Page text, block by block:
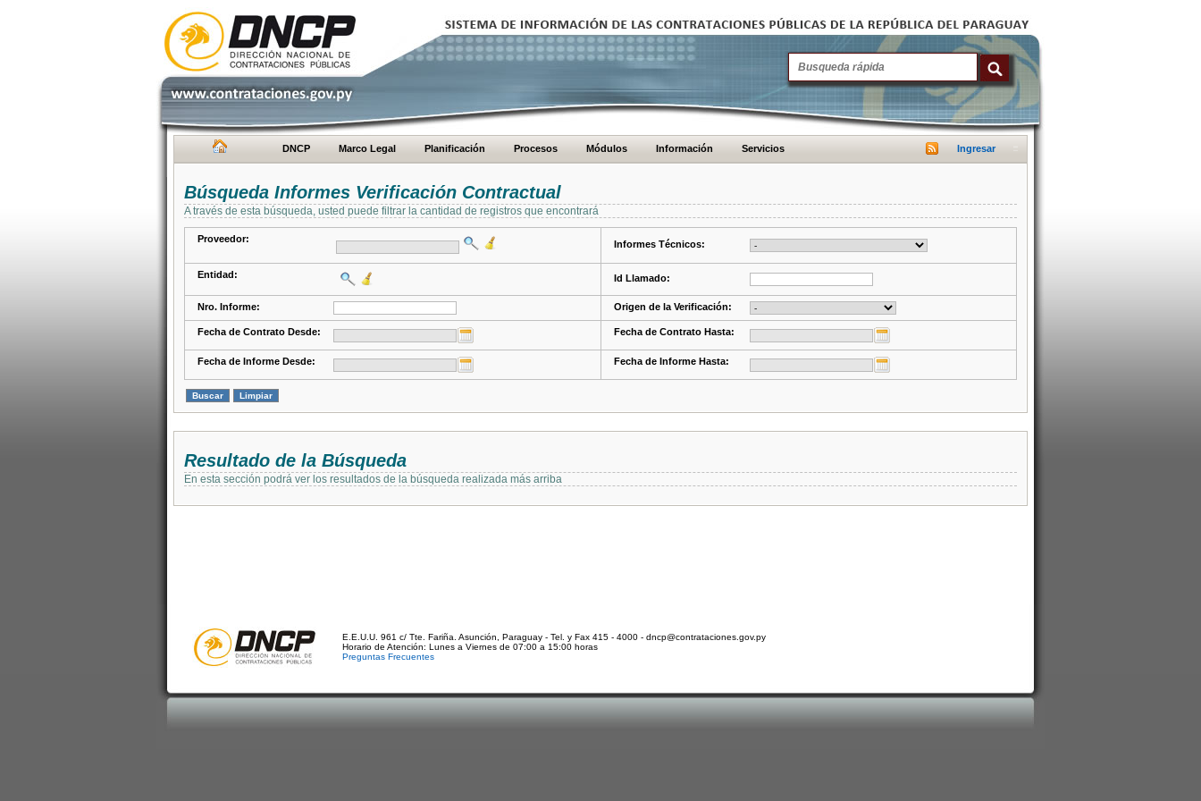
DNCP Marco Legal Planificación Procesos Módulos Información Servicios Ingresar
Búsqueda Informes Verificación Contractual
A través de esta búsqueda, usted puede filtrar la cantidad de registros que encontrará
Proveedor: Informes Técnicos:
Entidad: Id Llamado:
Nro. Informe: Origen de la Verificación:
Fecha de Contrato Desde: Fecha de Contrato Hasta:
Fecha de Informe Desde: Fecha de Informe Hasta:
Resultado de la Búsqueda
En esta sección podrá ver los resultados de la búsqueda realizada más arriba
E.E.U.U. 961 c/ Tte. Fariña. Asunción, Paraguay - Tel. y Fax 415 - 4000 - dncp@contrataciones.gov.py
Horario de Atención: Lunes a Viernes de 07:00 a 15:00 horas
Preguntas Frecuentes